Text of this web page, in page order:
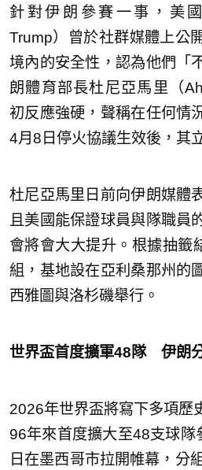
針對伊朗參賽一事，美
Trump）曾於社群媒體上公
境內的安全性，認為他們「
朗體育部長杜尼亞馬里（
初反應強硬，聲稱在任何情
4月8日停火協議生效後，其
杜尼亞馬里日前向伊朗媒體
且美國能保證球員與隊職員
會將會大大提升。根據抽籤
組，基地設在亞利桑那州的
西雅圖與洛杉磯舉行。
世界盃首度擴軍48隊 伊朗
2026年世界盃將寫下多項歷
96年來首度擴大至48支球隊
日在墨西哥市拉開帷幕，分